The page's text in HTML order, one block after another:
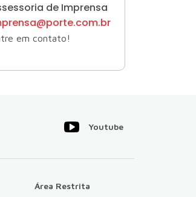
de Imprensa
em contato!
Youtube
Área Restrita